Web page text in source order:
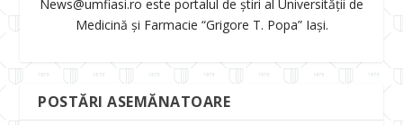
News@umfiasi.ro este portalul de știri al Universității de
Medicină și Farmacie “Grigore T. Popa” Iași.
POSTĂRI ASEMĂNATOARE